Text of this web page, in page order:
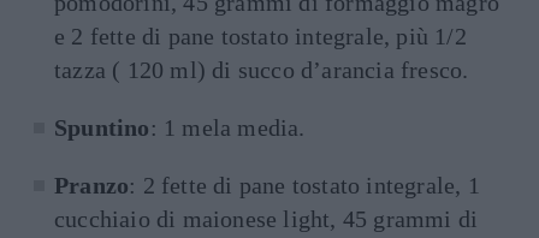
e 2 fette di pane tostato integrale, più 1/2
tazza ( 120 ml) di succo d’arancia fresco.
Spuntino: 1 mela media.
Pranzo: 2 fette di pane tostato integrale, 1
cucchiaio di maionese light, 45 grammi di